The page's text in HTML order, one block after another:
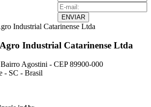
ENVIAR
Industrial Catarinense Ltda
Agostini - CEP 89900-000
- SC - Brasil